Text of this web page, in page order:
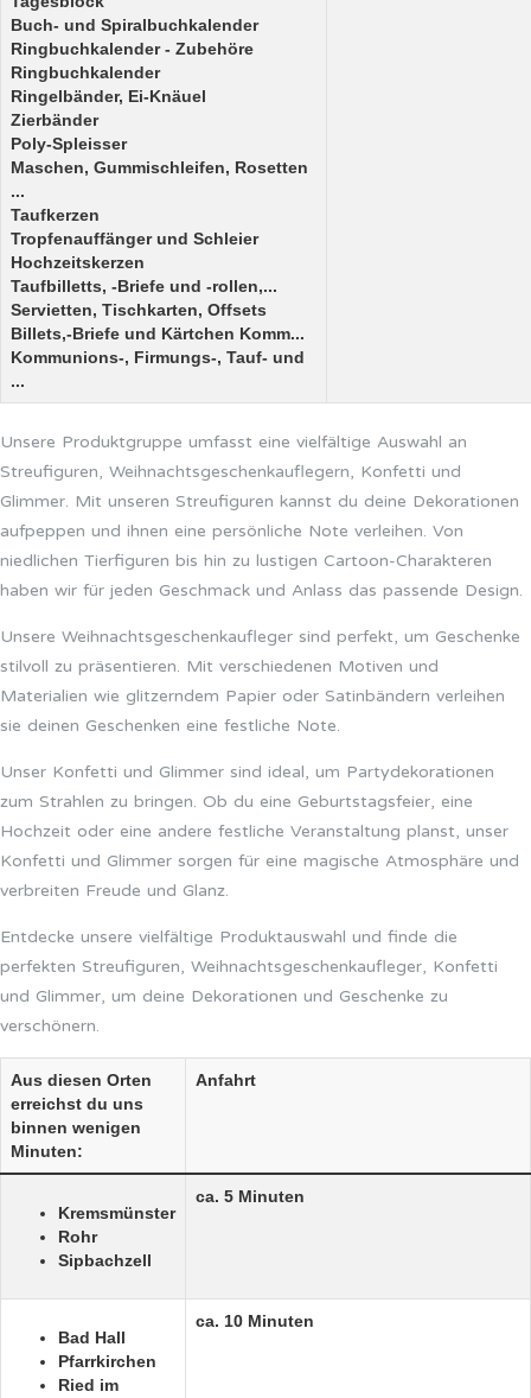
Buch- und Spiralbuchkalender
Ringbuchkalender - Zubehöre
Ringbuchkalender
Ringelbänder, Ei-Knäuel
Zierbänder
Poly-Spleisser
Maschen, Gummischleifen, Rosetten
...
Taufkerzen
Tropfenauffänger und Schleier
Hochzeitskerzen
Taufbilletts, -Briefe und -rollen,...
Servietten, Tischkarten, Offsets
Billets,-Briefe und Kärtchen Komm...
Kommunions-, Firmungs-, Tauf- und
...
Unsere Produktgruppe umfasst eine vielfältige Auswahl an
Streufiguren, Weihnachtsgeschenkauflegern, Konfetti und
Glimmer. Mit unseren Streufiguren kannst du deine Dekorationen
aufpeppen und ihnen eine persönliche Note verleihen. Von
niedlichen Tierfiguren bis hin zu lustigen Cartoon-Charakteren
haben wir für jeden Geschmack und Anlass das passende Design.
Unsere Weihnachtsgeschenkaufleger sind perfekt, um Geschenke
stilvoll zu präsentieren. Mit verschiedenen Motiven und
Materialien wie glitzerndem Papier oder Satinbändern verleihen
sie deinen Geschenken eine festliche Note.
Unser Konfetti und Glimmer sind ideal, um Partydekorationen
zum Strahlen zu bringen. Ob du eine Geburtstagsfeier, eine
Hochzeit oder eine andere festliche Veranstaltung planst, unser
Konfetti und Glimmer sorgen für eine magische Atmosphäre und
verbreiten Freude und Glanz.
Entdecke unsere vielfältige Produktauswahl und finde die
perfekten Streufiguren, Weihnachtsgeschenkaufleger, Konfetti
und Glimmer, um deine Dekorationen und Geschenke zu
verschönern.
Aus diesen Orten
erreichst du uns
binnen wenigen
Minuten:
Anfahrt
Kremsmünster
Rohr
Sipbachzell
ca. 5 Minuten
Bad Hall
Pfarrkirchen
Ried im
ca. 10 Minuten